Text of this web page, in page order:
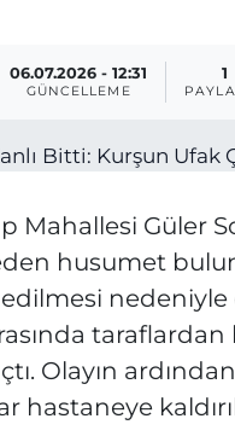
06.07.2026 - 12:31
GÜNCELLEME
1
Mahallesi Güler
husumet
nedeniyle
taraflardan
Olayın
hastaneye